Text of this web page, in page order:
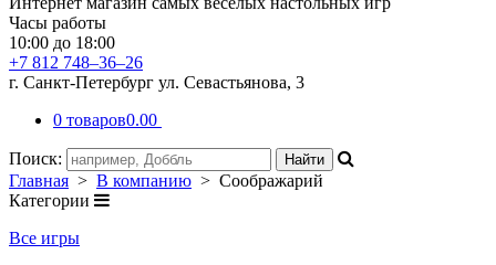
Часы работы
10:00 до 18:00
+7 812 748–36–26
г. Санкт-Петербург ул. Севастьянова, 3
0 товаров0.00
Поиск:
Главная > В компанию > Соображарий
Категории
Все игры